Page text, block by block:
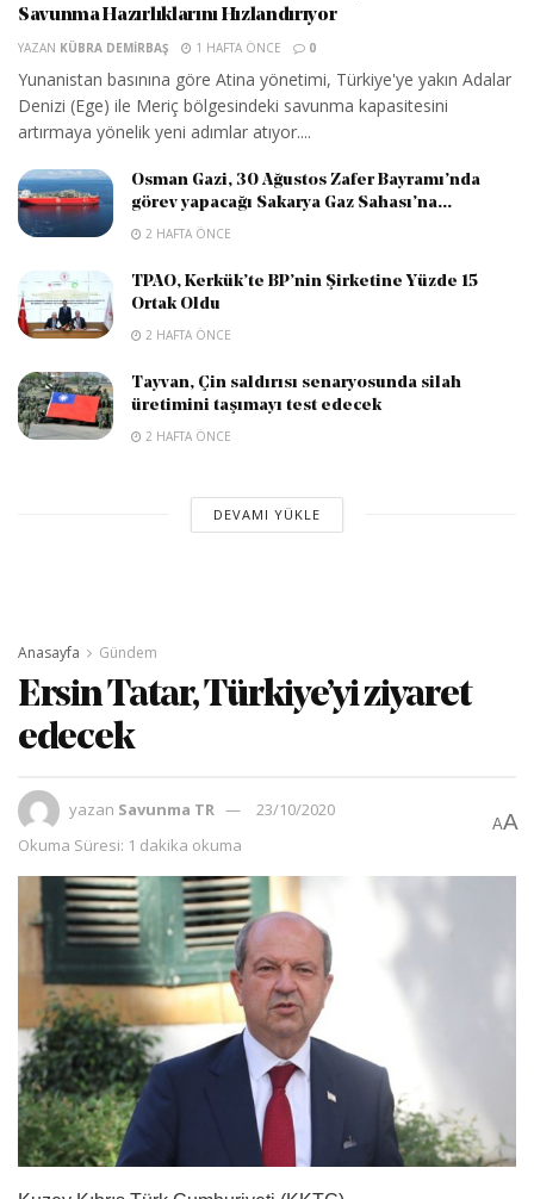
Savunma Hazırlıklarını Hızlandırıyor
YAZAN KÜBRA DEMIRBAŞ 1 HAFTA ÖNCE 0
Yunanistan basınına göre Atina yönetimi, Türkiye'ye yakın Adalar
Denizi (Ege) ile Meriç bölgesindeki savunma kapasitesini
artırmaya yönelik yeni adımlar atıyor....
Osman Gazi, 30 Ağustos Zafer Bayramı’nda
görev yapacağı Sakarya Gaz Sahası’na...
2 HAFTA ÖNCE
TPAO, Kerkük’te BP’nin Şirketine Yüzde 15
Ortak Oldu
2 HAFTA ÖNCE
Tayvan, Çin saldırısı senaryosunda silah
üretimini taşımayı test edecek
2 HAFTA ÖNCE
DEVAMI YÜKLE
Anasayfa Gündem
Ersin Tatar, Türkiye’yi ziyaret
edecek
yazan Savunma TR
23/10/2020
Okuma Süresi: 1 dakika okuma
AA